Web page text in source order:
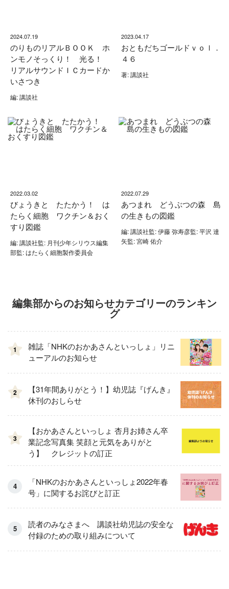
2024.07.19
のりものリアルＢＯＯＫ ホ
ンモノそっくり！ 光る！
リアルサウンドＩＣカードか
いさつき
編: 講談社
2023.04.17
おともだちゴールドｖｏｌ．
４６
著: 講談社
2022.03.02
びょうきと たたかう！ は
たらく細胞 ワクチン＆おく
すり図鑑
編: 講談社監: 月刊少年シリウス編集
部監: はたらく細胞製作委員会
2022.07.29
あつまれ どうぶつの森 島
の生きもの図鑑
編: 講談社監: 伊藤 弥寿彦監: 平沢 達
矢監: 宮崎 佑介
編集部からのお知らせカテゴリーのランキン
グ
1
雑誌「NHKのおかあさんといっしょ」リニ
ューアルのお知らせ
2
【31年間ありがとう！】幼児誌『げんき』
休刊のおしらせ
3
【おかあさんといっしょ 杏月お姉さん卒
業記念写真集 笑顔と元気をありがと
う】 クレジットの訂正
「NHKのおかあさんといっしょ2022年春
号」に関するお詫びと訂正
読者のみなさまへ 講談社幼児誌の安全な
付録のための取り組みについて